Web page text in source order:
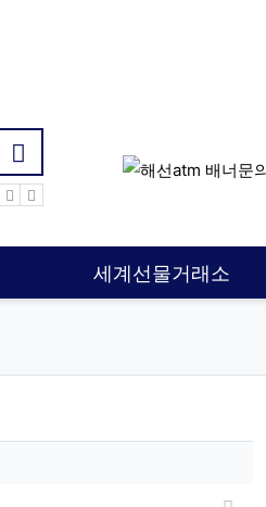
물대여업체
세계선물거래소